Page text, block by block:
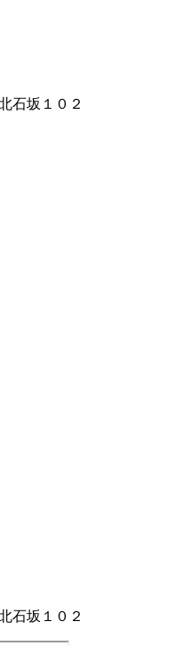
石坂１０２
石坂１０２